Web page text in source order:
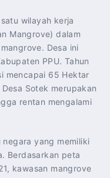
wilayah kerja
Mangrove) dalam
Desa ini
PPU. Tahun
mencapai 65 Hektar
Sotek merupakan
rentan mengalami
negara yang memiliki
Berdasarkan peta
kawasan mangrove